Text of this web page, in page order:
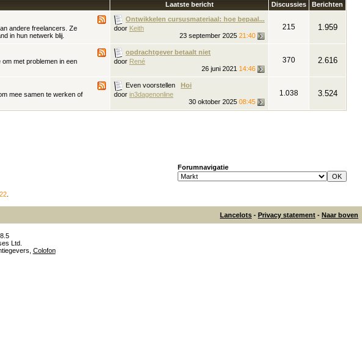
Laatste bericht Discussies Berichten
andere freelancers. Ze
in hun netwerk blij.
Ontwikkelen cursusmateriaal: hoe bepaal...
door Keith
23 september 2025 21:40
215 1.959
met problemen in een
opdrachtgever betaalt niet
door René
26 juni 2021 14:46
370 2.616
mee samen te werken of
Even voorstellen
Hoi
door in3dagenonline
30 oktober 2025 08:45
1.038 3.524
Forumnavigatie
.
Lancelots - Privacy statement - Naar boven
Ltd.
Colofon